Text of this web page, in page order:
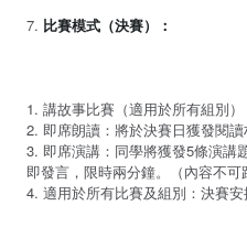
比賽模式（決賽）：
講故事比賽（適用於所有組別
即席朗讀：將於決賽日獲發閱
即席演講：同學將獲發5條演講
即發言，限時兩分鐘。（內容不可
適用於所有比賽及組別：決賽安